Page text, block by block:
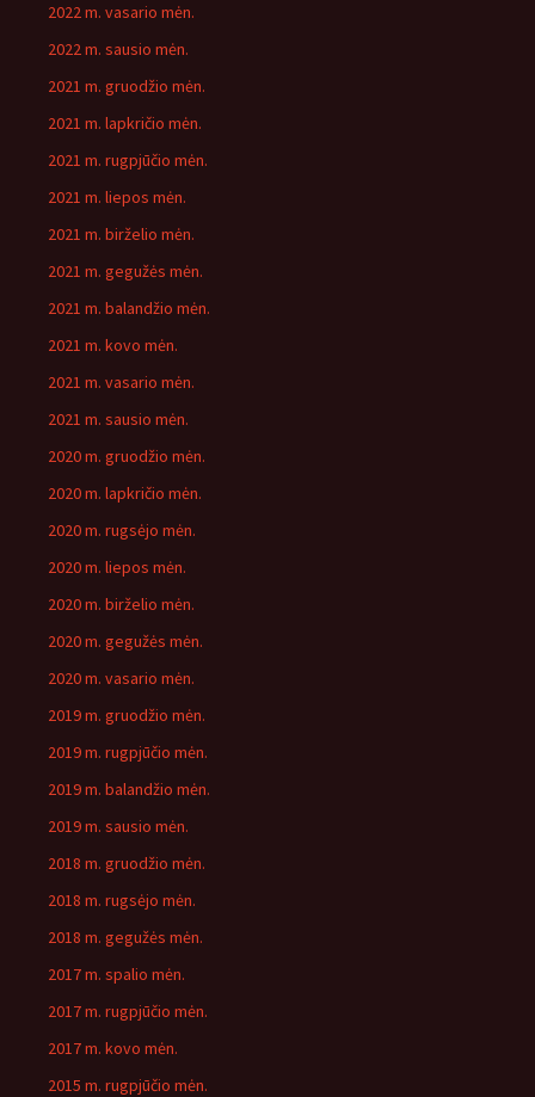
2022 m. vasario mėn.
2022 m. sausio mėn.
2021 m. gruodžio mėn.
2021 m. lapkričio mėn.
2021 m. rugpjūčio mėn.
2021 m. liepos mėn.
2021 m. birželio mėn.
2021 m. gegužės mėn.
2021 m. balandžio mėn.
2021 m. kovo mėn.
2021 m. vasario mėn.
2021 m. sausio mėn.
2020 m. gruodžio mėn.
2020 m. lapkričio mėn.
2020 m. rugsėjo mėn.
2020 m. liepos mėn.
2020 m. birželio mėn.
2020 m. gegužės mėn.
2020 m. vasario mėn.
2019 m. gruodžio mėn.
2019 m. rugpjūčio mėn.
2019 m. balandžio mėn.
2019 m. sausio mėn.
2018 m. gruodžio mėn.
2018 m. rugsėjo mėn.
2018 m. gegužės mėn.
2017 m. spalio mėn.
2017 m. rugpjūčio mėn.
2017 m. kovo mėn.
2015 m. rugpjūčio mėn.